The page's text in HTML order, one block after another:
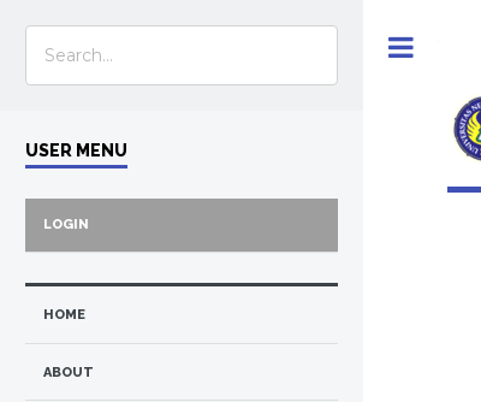
USER MENU
LOGIN
HOME
ABOUT